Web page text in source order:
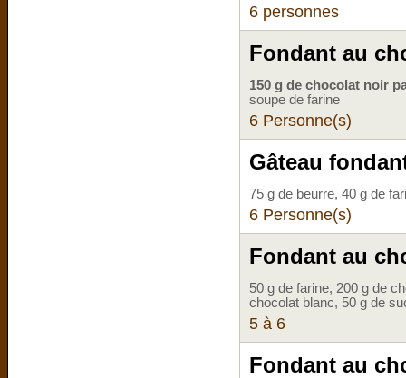
6 personnes
Fondant au
150 g de chocolat noir
soupe de farine
6 Personne(s)
Gâteau
75 g de beurre, 40 g de
6 Personne(s)
Fondant au
50 g de farine, 200 g de
chocolat blanc, 50 g de
5 à 6
Fondant au